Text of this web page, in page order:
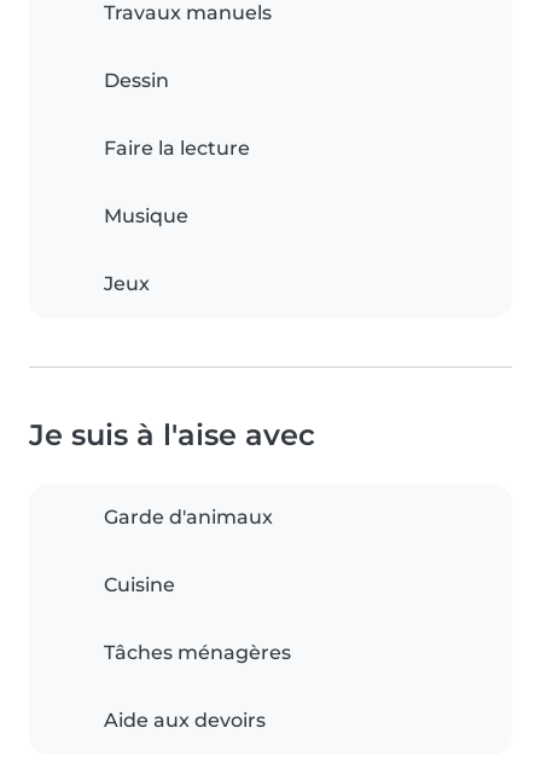
Travaux manuels
Dessin
Faire la lecture
Musique
Jeux
Je suis à l'aise avec
Garde d'animaux
Cuisine
Tâches ménagères
Aide aux devoirs